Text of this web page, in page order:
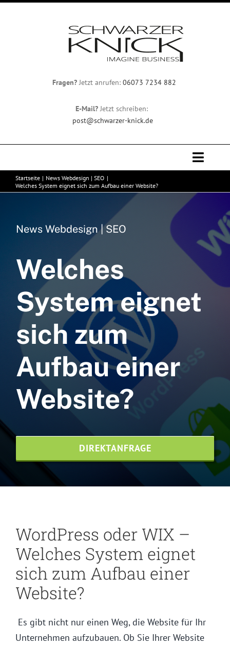
Fragen?Jetzt anrufen: 06073 7234 882
E-Mail?Jetzt schreiben:
post@schwarzer-knick.de
Toggle
Professionelles Webdesign
Webdesign
NVMe
SEO Agentur
News
Referenzen
Kontaktieren Sie uns
Website-Pflege
Startseite
News Webdesign | SEO
Welches System eignet sich zum Aufbau einer Website?
News Webdesign | SEO
Welches
System eignet
sich zum
Aufbau einer
Website?
DIREKTANFRAGE
WordPress oder WIX –
Welches System eignet
sich zum Aufbau einer
Website?
Es gibt nicht nur einen Weg, die Website für Ihr
Unternehmen aufzubauen. Ob Sie Ihrer Website